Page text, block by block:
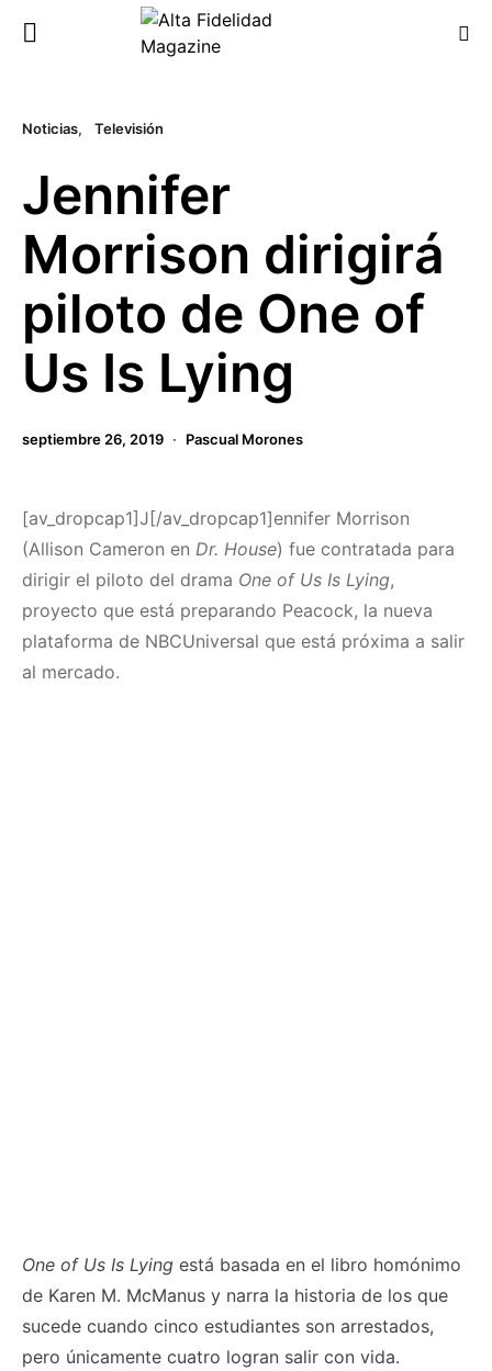
Noticias Televisión
Jennifer
Morrison dirigirá
piloto de One of
Us Is Lying
septiembre 26, 2019 Pascual Morones
[av_dropcap1]J[/av_dropcap1]ennifer Morrison
(Allison Cameron en Dr. House) fue contratada para
dirigir el piloto del drama One of Us Is Lying,
proyecto que está preparando Peacock, la nueva
plataforma de NBCUniversal que está próxima a salir
al mercado.
One of Us Is Lying está basada en el libro homónimo
de Karen M. McManus y narra la historia de los que
sucede cuando cinco estudiantes son arrestados,
pero únicamente cuatro logran salir con vida.